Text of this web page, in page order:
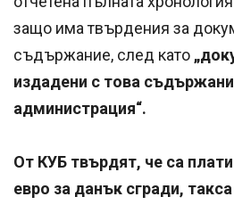
защо има твърдения за
съдържание, след като
издадени с това
администрация“.
От КУБ твърдят, че са
евро за данък сгради,